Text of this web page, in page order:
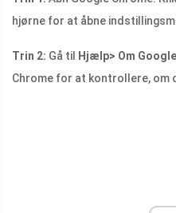
hjørne for at åbne
Trin 2: Gå til Hjælp> Om
Chrome for at kontrollere, om